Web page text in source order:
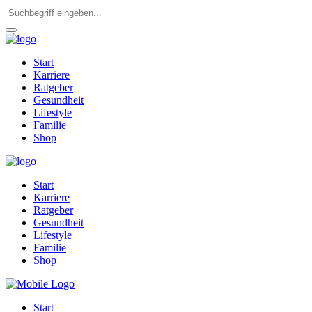
Start
Karriere
Ratgeber
Gesundheit
Lifestyle
Familie
Shop
Start
Karriere
Ratgeber
Gesundheit
Lifestyle
Familie
Shop
Start